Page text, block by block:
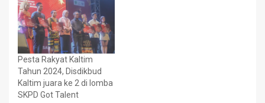
Pesta Rakyat Kaltim
Tahun 2024, Disdikbud
Kaltim juara ke 2 di lomba
SKPD Got Talent